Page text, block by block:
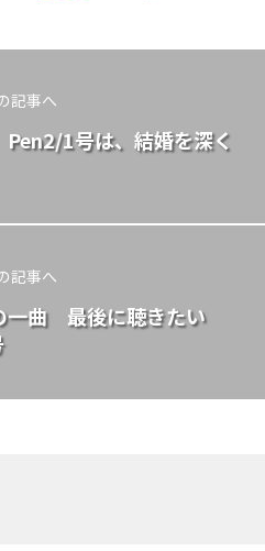
記事へ
1号は、結婚を深く
記事へ
一曲 最後に聴きたい